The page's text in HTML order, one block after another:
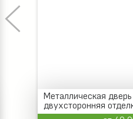
Металлическая
двухсторонняя
дерева